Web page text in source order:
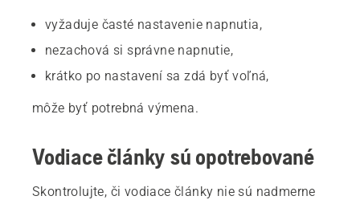
vyžaduje časté nastavenie napnutia,
nezachová si správne napnutie,
krátko po nastavení sa zdá byť voľná,
môže byť potrebná výmena.
Vodiace články sú opotrebované
Skontrolujte, či vodiace články nie sú nadmerne